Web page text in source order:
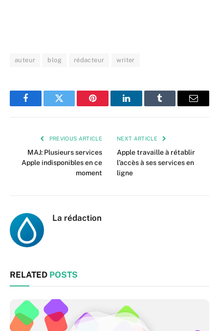
auteur blog rédacteur writer
FacebookTwitter Pinterest LinkedInTumblr Email
PREVIOUS ARTICLE
MAJ: Plusieurs services
Apple indisponibles en ce
moment
NEXT ARTICLE
Apple travaille à rétablir
l’accès à ses services en
ligne
La rédaction
RELATED POSTS